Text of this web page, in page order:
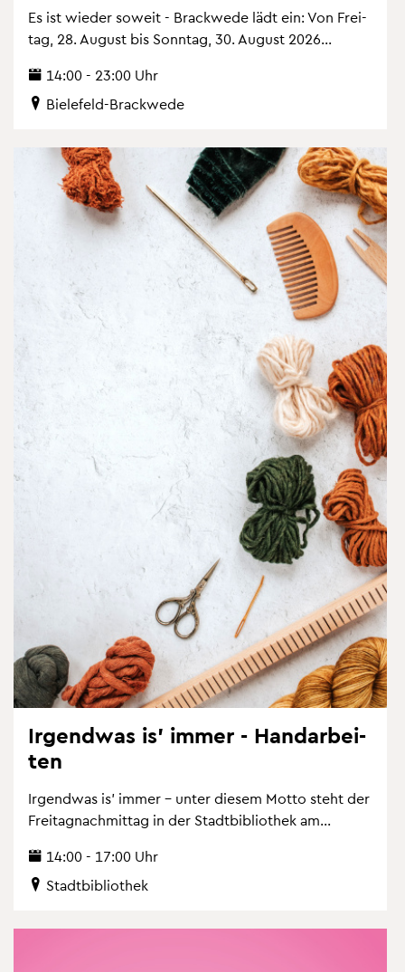
Es ist wie­der so­weit - Brack­we­de lädt ein: Von Frei­
tag, 28. Au­gust bis Sonn­tag, 30. Au­gust 2026...
14:00 - 23:00 Uhr
Bie­le­feld-Brack­we­de
Ir­gend­was is' immer - Hand­ar­bei­
ten
Ir­gend­was is' immer – unter die­sem Motto steht der
Frei­tag­nach­mit­tag in der Stadt­bi­blio­thek am...
14:00 - 17:00 Uhr
Stadt­bi­blio­thek